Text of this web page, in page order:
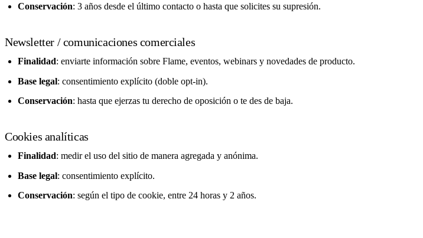
Conservación: 3 años desde el último contacto o hasta que solicites su supresión.
Newsletter / comunicaciones comerciales
Finalidad: enviarte información sobre Flame, eventos, webinars y novedades de producto.
Base legal: consentimiento explícito (doble opt-in).
Conservación: hasta que ejerzas tu derecho de oposición o te des de baja.
Cookies analíticas
Finalidad: medir el uso del sitio de manera agregada y anónima.
Base legal: consentimiento explícito.
Conservación: según el tipo de cookie, entre 24 horas y 2 años.